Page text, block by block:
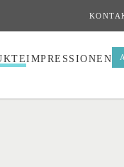
IMPRESSIONEN